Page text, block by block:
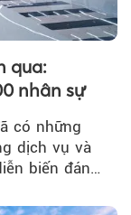
qua:
nhân sự
có những
dịch vụ và
biến đáng